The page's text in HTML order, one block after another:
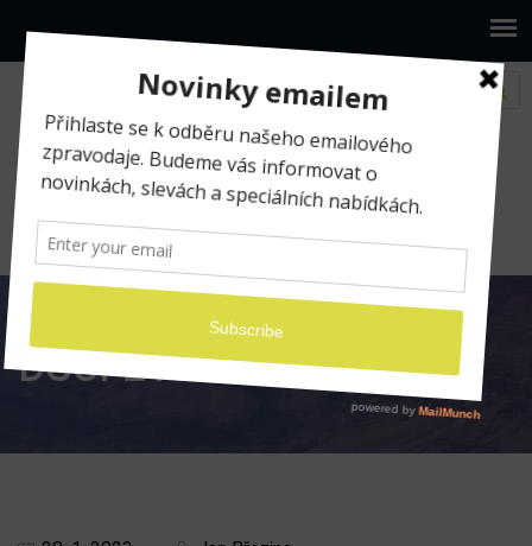
www.ilumio.cz
Fotografické expedice
Fotoexpedice Zimní Lofoty 2024
DSCF2198